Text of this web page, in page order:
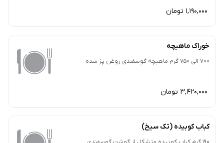
1,190,000 تومان
خوراک ماهیچه
700 الی 750 گرم ماهیچه گوسفندی روغن پز شده
3,420,000 تومان
کباب کوبیده (تک سیخ)